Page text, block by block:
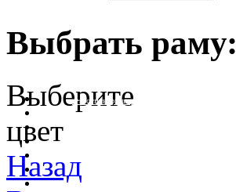
Выбрать раму:
очистить фильтр цвета
Выберите
цвет
Назад